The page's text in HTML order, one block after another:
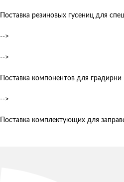
Поставка резиновых гусениц для
-->
-->
Поставка компонентов для градирни
-->
Поставка комплектующих для